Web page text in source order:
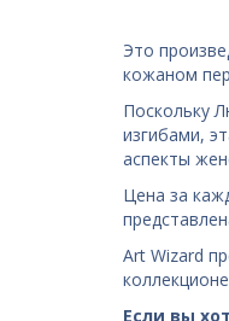
Это
кожаном
Поскольку
изгибами,
аспекты
Цена за
Art Wizard
Если вы